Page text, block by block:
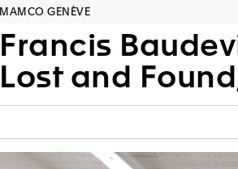
MAMCO GENÈVE
Francis
Lost and